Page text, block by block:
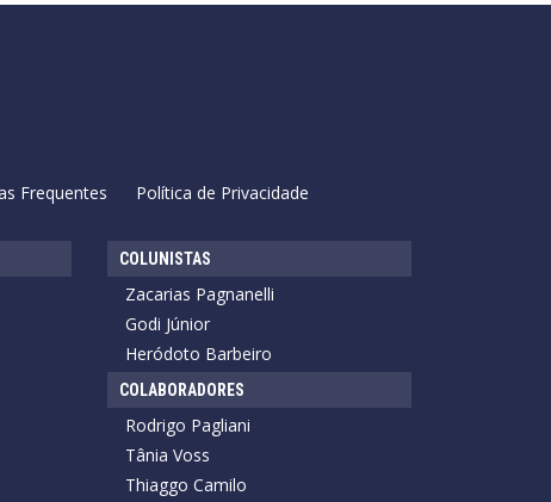
Frequentes Política de Privacidade
COLUNISTAS
Zacarias Pagnanelli
Godi Júnior
Heródoto Barbeiro
COLABORADORES
Rodrigo Pagliani
Tânia Voss
Thiaggo Camilo